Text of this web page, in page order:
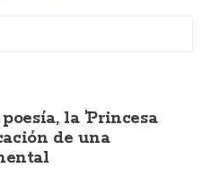
la 'Princesa
de una